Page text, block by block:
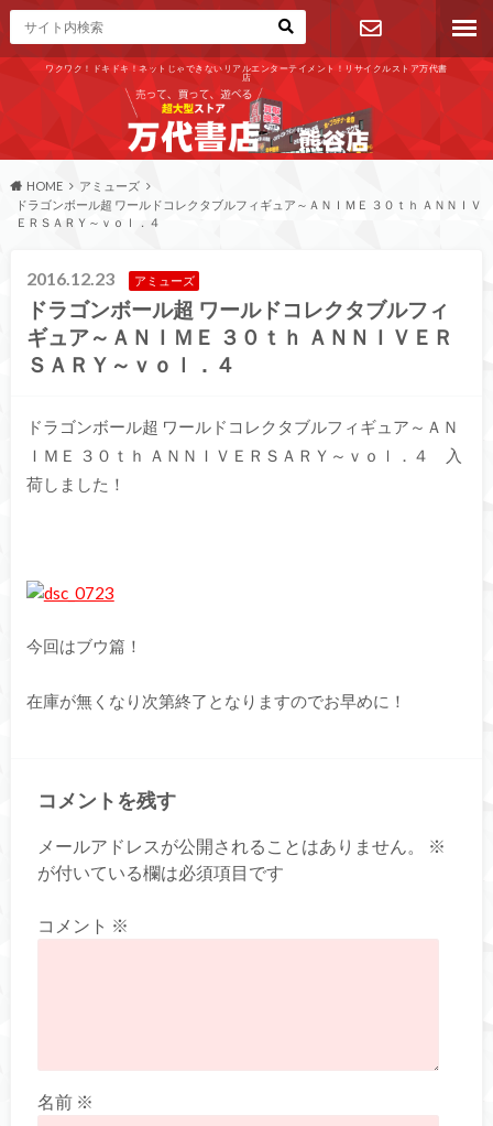
ワクワク！ドキドキ！ネットじゃできないリアルエンターテイメント！リサイクルストア万代書
店
お問い合わ
せ
HOME
アミューズ
ドラゴンボール超 ワールドコレクタブルフィギュア～ＡＮＩＭＥ ３０ｔｈ ＡＮＮＩＶ
ＥＲＳＡＲＹ～ｖｏｌ．４
2016.12.23 アミューズ
ドラゴンボール超 ワールドコレクタブルフィ
ギュア～ＡＮＩＭＥ ３０ｔｈ ＡＮＮＩＶＥＲ
ＳＡＲＹ～ｖｏｌ．４
ドラゴンボール超 ワールドコレクタブルフィギュア～ＡＮ
ＩＭＥ ３０ｔｈ ＡＮＮＩＶＥＲＳＡＲＹ～ｖｏｌ．４ 入
荷しました！
今回はブウ篇！
在庫が無くなり次第終了となりますのでお早めに！
コメントを残す
メールアドレスが公開されることはありません。
※
が付いている欄は必須項目です
コメント ※
名前 ※